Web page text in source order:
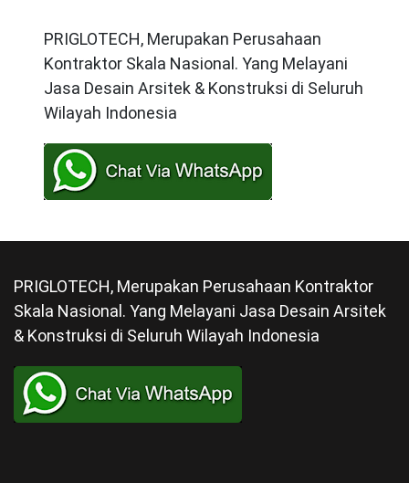
PRIGLOTECH, Merupakan Perusahaan
Kontraktor Skala Nasional. Yang Melayani
Jasa Desain Arsitek & Konstruksi di Seluruh
Wilayah Indonesia
PRIGLOTECH, Merupakan Perusahaan Kontraktor
Skala Nasional. Yang Melayani Jasa Desain Arsitek
& Konstruksi di Seluruh Wilayah Indonesia